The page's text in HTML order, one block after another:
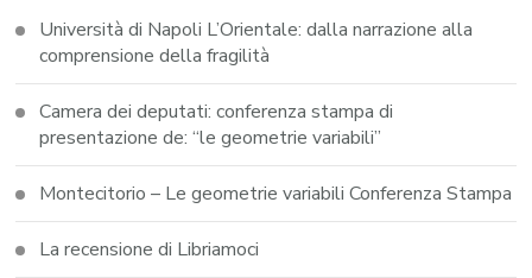
Università di Napoli L’Orientale: dalla narrazione alla
comprensione della fragilità
Camera dei deputati: conferenza stampa di
presentazione de: “le geometrie variabili”
Montecitorio – Le geometrie variabili Conferenza Stampa
La recensione di Libriamoci